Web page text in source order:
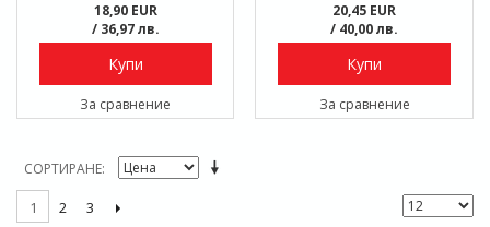
18,90 EUR
/ 36,97 лв.
Купи
За сравнение
20,45 EUR
/ 40,00 лв.
Купи
За сравнение
СОРТИРАНЕ
1 2 3